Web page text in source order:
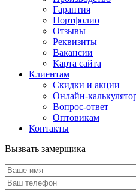
Гарантия
Портфолио
Отзывы
Реквизиты
Вакансии
Карта сайта
Клиентам
Скидки и акции
Онлайн-
Вопрос-ответ
Оптовикам
Контакты
Вызвать замерщика